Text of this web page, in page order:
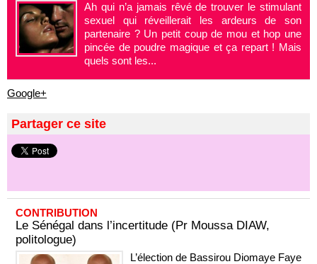
Ah qui n’a jamais rêvé de trouver le stimulant
sexuel qui réveillerait les ardeurs de son
partenaire ? Un petit coup de mou et hop une
pincée de poudre magique et ça repart ! Mais
quels sont les...
Google+
Partager ce site
CONTRIBUTION
Le Sénégal dans l’incertitude (Pr Moussa DIAW,
politologue)
L’élection de Bassirou Diomaye Faye